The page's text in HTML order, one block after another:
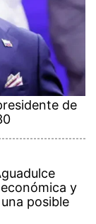
de
y
posible